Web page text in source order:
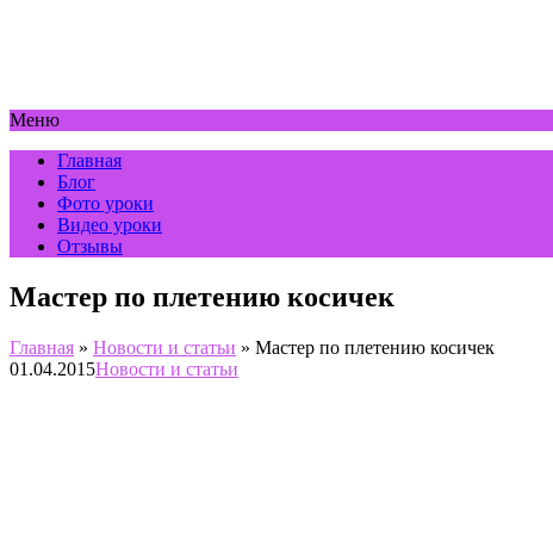
Меню
Главная
Блог
Фото уроки
Видео уроки
Отзывы
Мастер по плетению косичек
Главная » Новости и статьи » Мастер по плетению косичек
01.04.2015Новости и статьи